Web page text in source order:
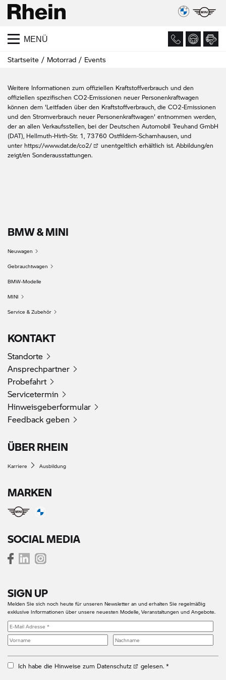
MENÜ
Startseite Motorrad Events
Weitere Informationen zum offiziellen Kraftstoffverbrauch und den
offiziellen spezifischen CO2-Emissionen neuer Personenkraftwagen
können dem 'Leitfaden über den Kraftstoffverbrauch, die CO2-Emissionen
und den Stromverbrauch neuer Personenkraftwagen' entnommen werden,
der an allen Verkaufsstellen, bei der Deutschen Automobil Treuhand GmbH
(DAT), Hellmuth-Hirth-Str. 1, 73760 Ostfildern-Scharnhausen, und
unterhttps://www.dat.de/co2/
unentgeltlich erhältlich ist. Abbildung/en
zeigt/en Sonderausstattungen.
BMW & MINI
Neuwagen
Gebrauchtwagen
BMW-Modelle
MINI
Service & Zubehör
KONTAKT
Standorte
Ansprechpartner
Probefahrt
Servicetermin
Hinweisgeberformular
Feedback geben
ÜBER RHEIN
Karriere Ausbildung
MARKEN
SOCIAL MEDIA
SIGN UP
Melden Sie sich noch heute für unseren Newsletter an und erhalten Sie regelmäßig
exklusive Informationen über unsere neuesten Modelle, Veranstaltungen und Angebote.
Ich habe die Hinweise zum Datenschutz gelesen. *